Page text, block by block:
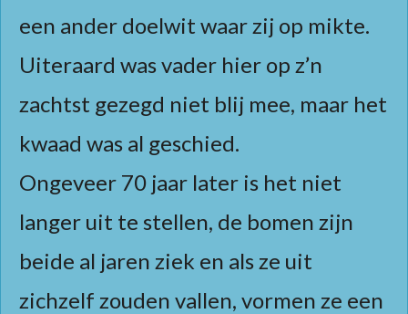
een ander doelwit waar zij op mikte.
Uiteraard was vader hier op z’n
zachtst gezegd niet blij mee, maar het
kwaad was al geschied.
Ongeveer 70 jaar later is het niet
langer uit te stellen, de bomen zijn
beide al jaren ziek en als ze uit
zichzelf zouden vallen, vormen ze een